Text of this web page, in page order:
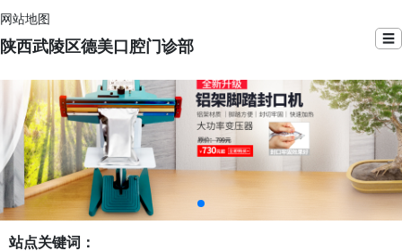
网站地图
陕西武陵区德美口腔门诊部 ☰
站点关键词：